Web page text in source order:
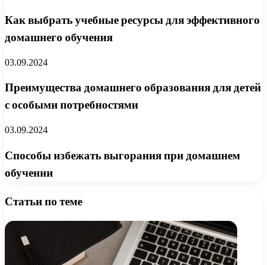
Как выбрать учебные ресурсы для эффективного
домашнего обучения
03.09.2024
Преимущества домашнего образования для детей
с особыми потребностями
03.09.2024
Способы избежать выгорания при домашнем
обучении
Статьи по теме